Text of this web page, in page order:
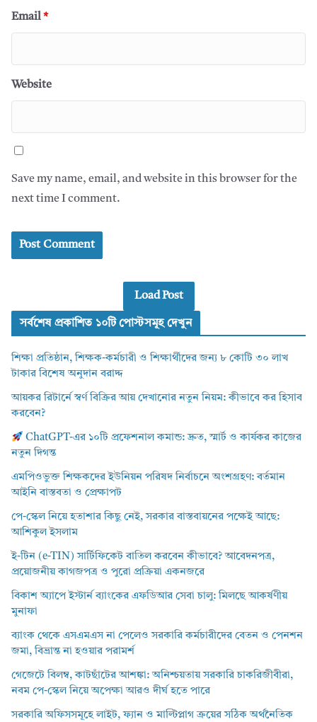
Email*
Website
Save my name, email, and website in this browser for the
next time I comment.
Load Post
সর্বশেষ প্রকাশিত ১০টি পোস্টসমূহ দেখুন
শিক্ষা প্রতিষ্ঠান, শিক্ষক-কর্মচারী ও শিক্ষার্থীদের জন্য ৮ কোটি ৩০ লাখ
টাকার বিশেষ অনুদান বরাদ্দ
আয়কর রিটার্নে স্বর্ণ বিক্রির আয় দেখানোর নতুন নিয়ম: কীভাবে কর হিসাব
করবেন?
ChatGPT-এর ১০টি প্রফেশনাল কমান্ড: দ্রুত, স্মার্ট ও কার্যকর কাজের
নতুন দিগন্ত
এমপিওভুক্ত শিক্ষকদের ইউনিয়ন পরিষদ নির্বাচনে অংশগ্রহণ: বর্তমান
আইনি বাস্তবতা ও প্রেক্ষাপট
পে-স্কেল নিয়ে হতাশার কিছু নেই, সরকার বাস্তবায়নের পক্ষেই আছে:
আশিকুল ইসলাম
ই-টিন (e-TIN) সার্টিফিকেট বাতিল করবেন কীভাবে? আবেদনপত্র,
প্রয়োজনীয় কাগজপত্র ও পুরো প্রক্রিয়া একনজরে
বিকাশ অ্যাপে ইস্টার্ন ব্যাংকের এফডিআর সেবা চালু: মিলছে আকর্ষণীয়
মুনাফা
ব্যাংক থেকে এসএমএস না পেলেও সরকারি কর্মচারীদের বেতন ও পেনশন
জমা, বিভ্রান্ত না হওয়ার পরামর্শ
গেজেটে বিলম্ব, কাটছাঁটের আশঙ্কা: অনিশ্চয়তায় সরকারি চাকরিজীবীরা,
নবম পে-স্কেল নিয়ে অপেক্ষা আরও দীর্ঘ হতে পারে
সরকারি অফিসসমূহে লাইট, ফ্যান ও মাল্টিপ্লাগ ক্রয়ের সঠিক অর্থনৈতিক